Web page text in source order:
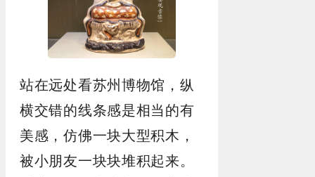
站在远处看苏州博物馆，纵
横交错的线条感是相当的有
美感，仿佛一块大型积木，
被小朋友一块块堆积起来。